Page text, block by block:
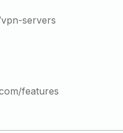
servers
features